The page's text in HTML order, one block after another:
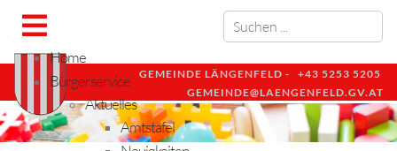
GEMEINDE LÄNGENFELD - +43 5253 5205
GEMEINDE@LAENGENFELD.GV.AT
Home
Bürgerservice
Aktuelles
Amtstafel